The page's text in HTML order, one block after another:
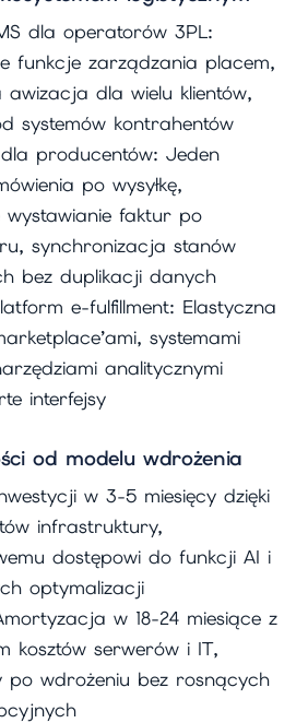
dla operatorów 3PL:
funkcje zarządzania placem,
dla wielu klientów,
systemów kontrahentów
dla producentów: Jeden
po wysyłkę,
wystawianie faktur po
synchronizacja stanów
bez duplikacji danych
e-fulfillment: Elastyczna
systemami
analitycznymi
interfejsy
od modelu wdrożenia
w 3-5 miesięcy dzięki
infrastruktury,
dostępowi do funkcji AI i
optymalizacji
w 18-24 miesiące z
kosztów serwerów i IT,
po wdrożeniu bez rosnących